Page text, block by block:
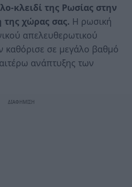
κλειδί της Ρωσίας στην
της χώρας σας. Η ρωσική
απελευθερωτικού
σε μεγάλο βαθμό
ανάπτυξης των